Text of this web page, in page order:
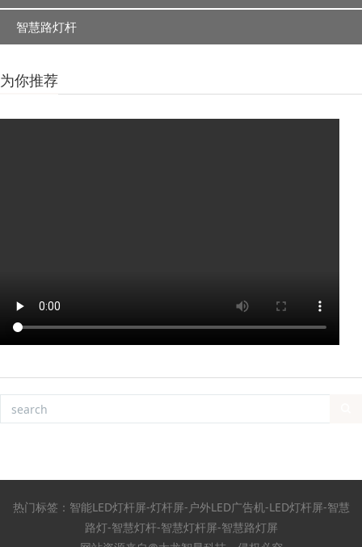
智慧路灯杆
为你推荐
热门标签：智能LED灯杆屏-灯杆屏-户外LED广告机-LED灯杆屏-智慧
路灯-智慧灯杆-智慧灯杆屏-智慧路灯屏